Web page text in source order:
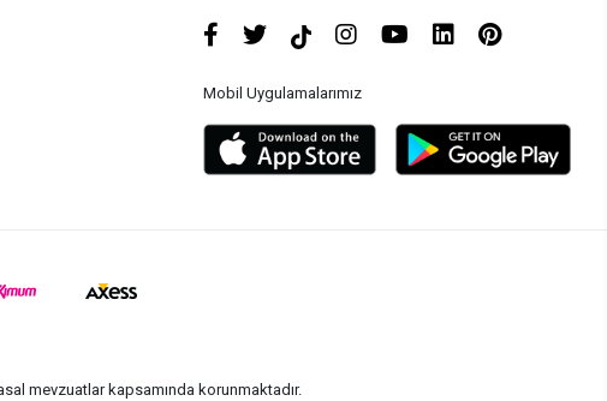
Mobil Uygulamalarımız
mevzuatlar kapsamında korunmaktadır.